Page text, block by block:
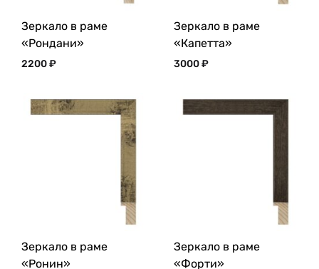
Зеркало в раме
«Рондани»
2200₽
Зеркало в раме
«Капетта»
3000₽
Зеркало в раме
«Ронин»
Зеркало в раме
«Форти»